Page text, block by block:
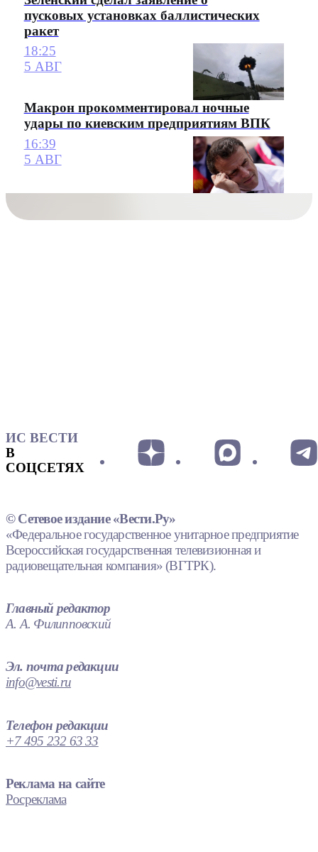
пусковых установках баллистических
ракет
18:25
5 АВГ
Макрон прокомментировал ночные
удары по киевским предприятиям ВПК
16:39
5 АВГ
ИС ВЕСТИ
В
СОЦСЕТЯХ
© Сетевое издание «Вести.Ру»
«Федеральное государственное унитарное предприятие
Всероссийская государственная телевизионная и
радиовещательная компания» (ВГТРК).
Главный редактор
А. А. Филипповский
Эл. почта редакции
info@vesti.ru
Телефон редакции
+7 495 232 63 33
Реклама на сайте
Росреклама